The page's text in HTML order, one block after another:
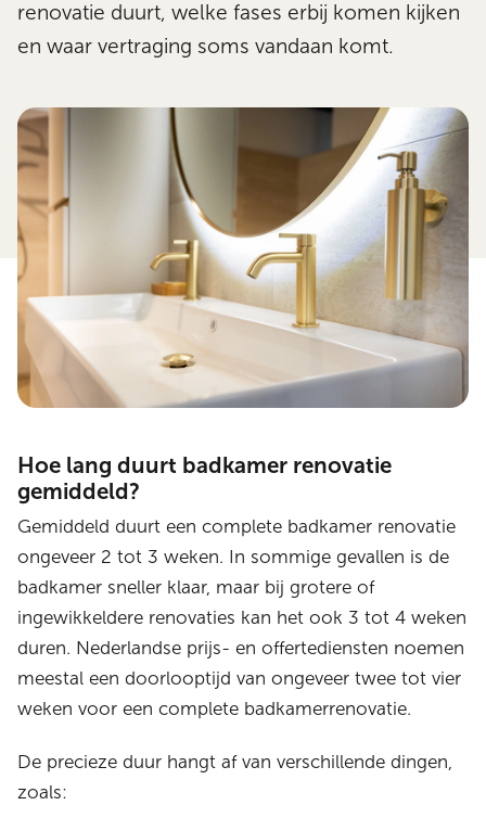
renovatie duurt, welke fases erbij komen kijken
en waar vertraging soms vandaan komt.
Hoe lang duurt badkamer renovatie
gemiddeld?
Gemiddeld duurt een complete badkamer renovatie
ongeveer 2 tot 3 weken. In sommige gevallen is de
badkamer sneller klaar, maar bij grotere of
ingewikkeldere renovaties kan het ook 3 tot 4 weken
duren. Nederlandse prijs- en offertediensten noemen
meestal een doorlooptijd van ongeveer twee tot vier
weken voor een complete badkamerrenovatie.
De precieze duur hangt af van verschillende dingen,
zoals: